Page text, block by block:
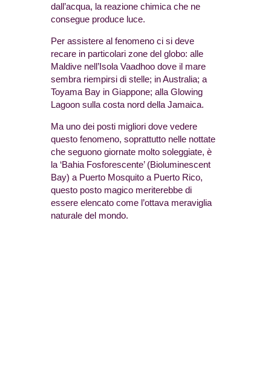
dall’acqua, la reazione chimica che ne
consegue produce luce.
Per assistere al fenomeno ci si deve
recare in particolari zone del globo: alle
Maldive nell’Isola Vaadhoo dove il mare
sembra riempirsi di stelle; in Australia; a
Toyama Bay in Giappone; alla Glowing
Lagoon sulla costa nord della Jamaica.
Ma uno dei posti migliori dove vedere
questo fenomeno, soprattutto nelle nottate
che seguono giornate molto soleggiate, è
la ‘Bahia Fosforescente’ (Bioluminescent
Bay) a Puerto Mosquito a Puerto Rico,
questo posto magico meriterebbe di
essere elencato come l’ottava meraviglia
naturale del mondo.